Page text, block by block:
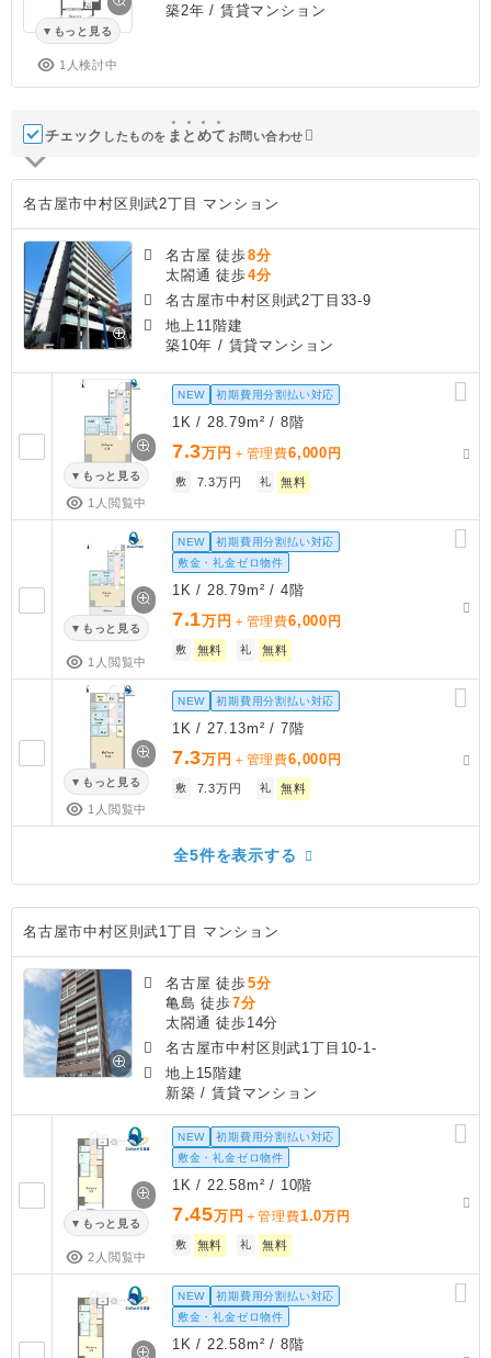
もっと見る
1人検討中
築2年 / 賃貸マンション
チェック したものを ま と めて お問い合わせ
名古屋市中村区則武2丁目 マンション
名古屋 徒歩8分
太閤通 徒歩4分
名古屋市中村区則武2丁目33-9
地上11階建
築10年 / 賃貸マンション
もっと見る
1人閲覧中
NEW 初期費用分割払い対応
1K / 28.79m² / 8階
7.3万円 ＋管理費6,000 円
敷 7.3万円 礼 無料
もっと見る
1人閲覧中
NEW
初期費用分割払い対応
敷金・礼金ゼロ物件
1K / 28.79m² / 4階
7.1万円 ＋管理費6,000 円
敷 無料 礼 無料
もっと見る
1人閲覧中
NEW 初期費用分割払い対応
1K / 27.13m² / 7階
7.3万円 ＋管理費6,000 円
敷 7.3万円 礼 無料
全5件を表示する
名古屋市中村区則武1丁目 マンション
名古屋 徒歩5分
亀島 徒歩7分
太閤通 徒歩14分
名古屋市中村区則武1丁目10-1-
地上15階建
新築 / 賃貸マンション
もっと見る
2人閲覧中
NEW
初期費用分割払い対応
敷金・礼金ゼロ物件
1K / 22.58m² / 10階
7.45万円 ＋管理費1.0万円
敷 無料 礼 無料
NEW
初期費用分割払い対応
敷金・礼金ゼロ物件
1K / 22.58m² / 8階